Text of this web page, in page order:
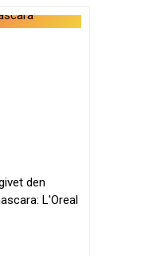
den
L'Oreal